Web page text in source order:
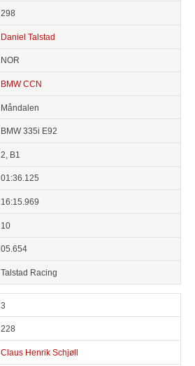
298
Daniel Talstad
NOR
BMW CCN
Måndalen
BMW 335i E92
2, B1
01:36.125
16:15.969
10
05.654
Talstad Racing
3
228
Claus Henrik Schjøll